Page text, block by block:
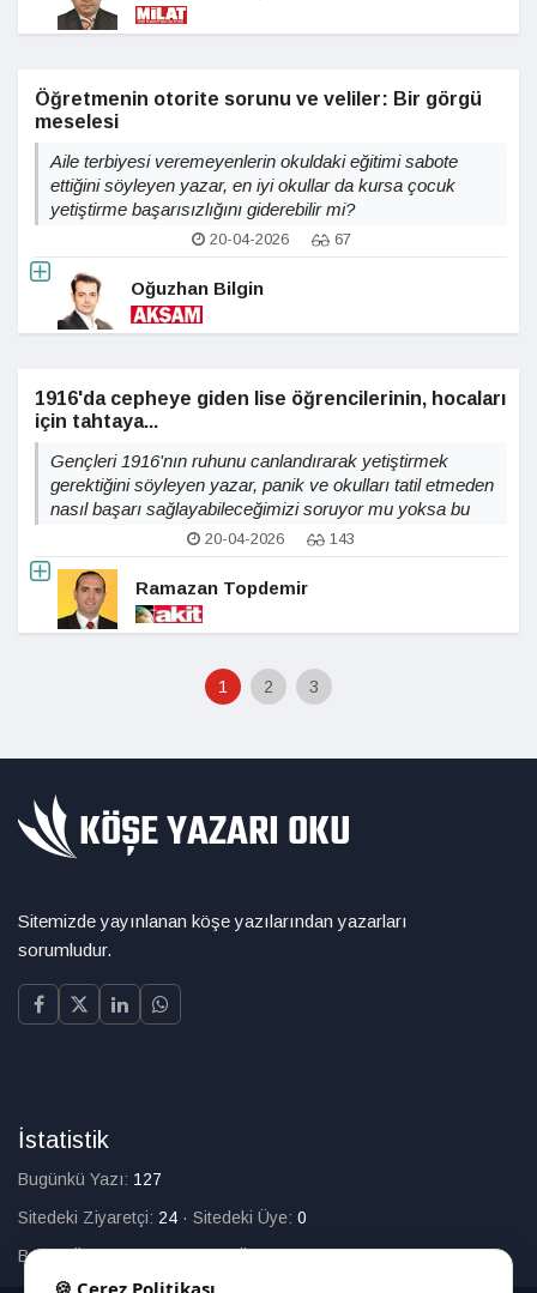
Öğretmenin otorite sorunu ve veliler: Bir görgü
meselesi
Aile terbiyesi veremeyenlerin okuldaki eğitimi sabote
ettiğini söyleyen yazar, en iyi okullar da kursa çocuk
yetiştirme başarısızlığını giderebilir mi?
20-04-2026 67
Oğuzhan Bilgin
1916'da cepheye giden lise öğrencilerinin, hocaları
için tahtaya...
Gençleri 1916'nın ruhunu canlandırarak yetiştirmek
gerektiğini söyleyen yazar, panik ve okulları tatil etmeden
nasıl başarı sağlayabileceğimizi soruyor mu yoksa bu
nostalji gerçekçi bir çözüm mü?
20-04-2026 143
Ramazan Topdemir
1 2 3
Sitemizde yayınlanan köşe yazılarından yazarları
sorumludur.
İstatistik
Bugünkü Yazı: 127
Sitedeki Ziyaretçi: 24 · Sitedeki Üye: 0
Bugün Üye Olan:0·Toplam Üye:226
🍪 Çerez Politikası